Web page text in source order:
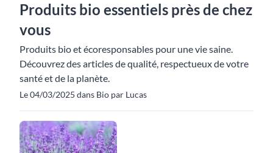
Produits bio essentiels près de chez
vous
Produits bio et écoresponsables pour une vie saine.
Découvrez des articles de qualité, respectueux de votre
santé et de la planète.
Le 04/03/2025 dans Bio par Lucas